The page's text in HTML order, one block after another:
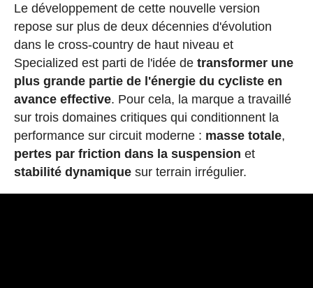
Le développement de cette nouvelle version
repose sur plus de deux décennies d'évolution
dans le cross-country de haut niveau et
Specialized est parti de l'idée de transformer une
plus grande partie de l'énergie du cycliste en
avance effective. Pour cela, la marque a travaillé
sur trois domaines critiques qui conditionnent la
performance sur circuit moderne : masse totale,
pertes par friction dans la suspension et
stabilité dynamiquesur terrain irrégulier.